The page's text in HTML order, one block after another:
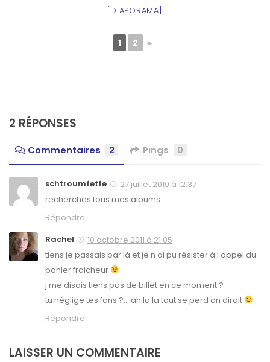
[DIAPORAMA]
1 2 ►
2 RÉPONSES
Commentaires 2 Pings 0
schtroumfette
27 juillet 2010 à 12:37
recherches tous mes albums
Répondre
Rachel
10 octobre 2011 à 21:05
tiens je passais par là et je n ai pu résister à l appel du
panier fraicheur
j me disais tiens pas de billet en ce moment ?
tu néglige tes fans ?… ah la la tout se perd on dirait
Répondre
LAISSER UN COMMENTAIRE